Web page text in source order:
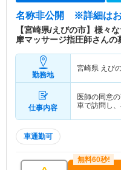
名称非公開 ※詳細はお
【宮崎県/えびの市】様々
摩マッサージ指圧師さんの
勤務地
宮崎県 えび
仕事内容
医師の同意
車で訪問し
車通勤可